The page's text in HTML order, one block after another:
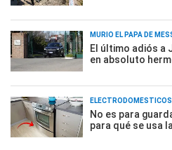
MURIÓ EL PAPÁ DE
El último adiós a
en absoluto
ELECTRODOMÉSTICOS
No es para
para qué se usa